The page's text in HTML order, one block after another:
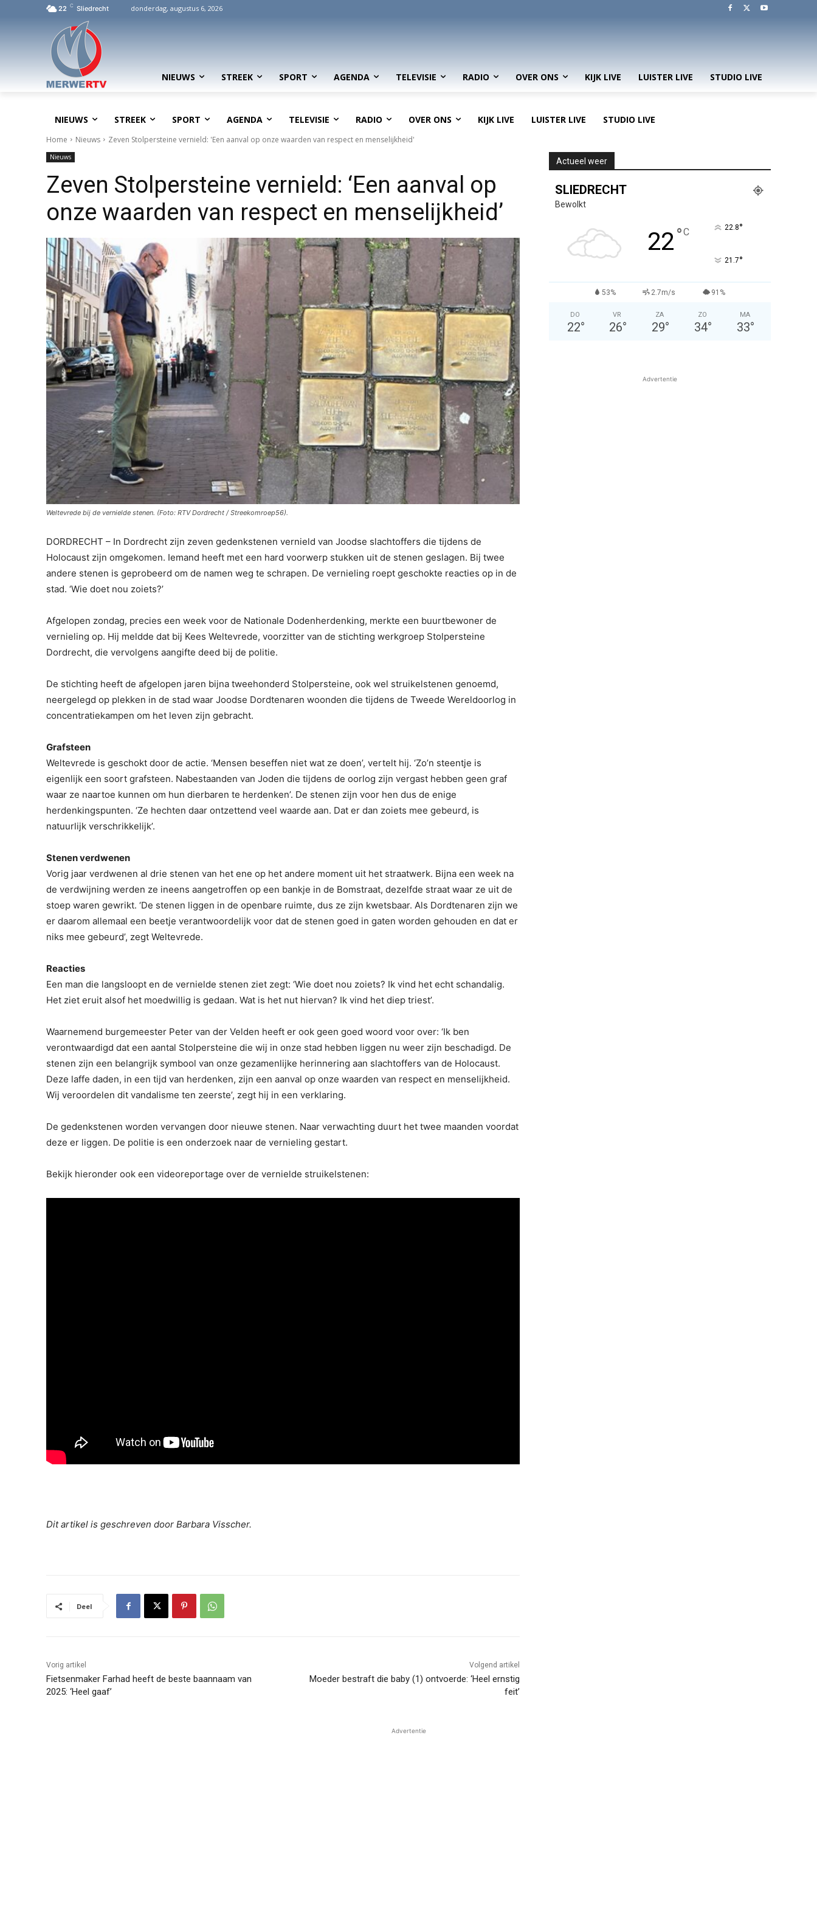
22 C Sliedrecht donderdag, augustus 6, 2026
NIEUWS STREEK SPORT AGENDA TELEVISIE RADIO OVER ONS KIJK LIVE LUISTER LIVE STUDIO LIVE
NIEUWS STREEK SPORT AGENDA TELEVISIE RADIO OVER ONS KIJK LIVE LUISTER LIVE STUDIO LIVE
Home Nieuws Zeven Stolpersteine vernield: 'Een aanval op onze waarden van respect en menselijkheid'
Nieuws
Zeven Stolpersteine vernield: ‘Een aanval op
onze waarden van respect en menselijkheid’
Weltevrede bij de vernielde stenen. (Foto: RTV Dordrecht / Streekomroep56).
DORDRECHT – In Dordrecht zijn zeven gedenkstenen vernield van Joodse slachtoffers die tijdens de
Holocaust zijn omgekomen. Iemand heeft met een hard voorwerp stukken uit de stenen geslagen. Bij twee
andere stenen is geprobeerd om de namen weg te schrapen. De vernieling roept geschokte reacties op in de
stad. ‘Wie doet nou zoiets?’
Afgelopen zondag, precies een week voor de Nationale Dodenherdenking, merkte een buurtbewoner de
vernieling op. Hij meldde dat bij Kees Weltevrede, voorzitter van de stichting werkgroep Stolpersteine
Dordrecht, die vervolgens aangifte deed bij de politie.
De stichting heeft de afgelopen jaren bijna tweehonderd Stolpersteine, ook wel struikelstenen genoemd,
neergelegd op plekken in de stad waar Joodse Dordtenaren woonden die tijdens de Tweede Wereldoorlog in
concentratiekampen om het leven zijn gebracht.
Grafsteen
Weltevrede is geschokt door de actie. ‘Mensen beseffen niet wat ze doen’, vertelt hij. ‘Zo’n steentje is
eigenlijk een soort grafsteen. Nabestaanden van Joden die tijdens de oorlog zijn vergast hebben geen graf
waar ze naartoe kunnen om hun dierbaren te herdenken’. De stenen zijn voor hen dus de enige
herdenkingspunten. ‘Ze hechten daar ontzettend veel waarde aan. Dat er dan zoiets mee gebeurd, is
natuurlijk verschrikkelijk’.
Stenen verdwenen
Vorig jaar verdwenen al drie stenen van het ene op het andere moment uit het straatwerk. Bijna een week na
de verdwijning werden ze ineens aangetroffen op een bankje in de Bomstraat, dezelfde straat waar ze uit de
stoep waren gewrikt. ‘De stenen liggen in de openbare ruimte, dus ze zijn kwetsbaar. Als Dordtenaren zijn we
er daarom allemaal een beetje verantwoordelijk voor dat de stenen goed in gaten worden gehouden en dat er
niks mee gebeurd’, zegt Weltevrede.
Reacties
Een man die langsloopt en de vernielde stenen ziet zegt: ‘Wie doet nou zoiets? Ik vind het echt schandalig.
Het ziet eruit alsof het moedwillig is gedaan. Wat is het nut hiervan? Ik vind het diep triest’.
Waarnemend burgemeester Peter van der Velden heeft er ook geen goed woord voor over: ‘Ik ben
verontwaardigd dat een aantal Stolpersteine die wij in onze stad hebben liggen nu weer zijn beschadigd. De
stenen zijn een belangrijk symbool van onze gezamenlijke herinnering aan slachtoffers van de Holocaust.
Deze laffe daden, in een tijd van herdenken, zijn een aanval op onze waarden van respect en menselijkheid.
Wij veroordelen dit vandalisme ten zeerste’, zegt hij in een verklaring.
De gedenkstenen worden vervangen door nieuwe stenen. Naar verwachting duurt het twee maanden voordat
deze er liggen. De politie is een onderzoek naar de vernieling gestart.
Bekijk hieronder ook een videoreportage over de vernielde struikelstenen:
Dit artikel is geschreven door Barbara Visscher.
Deel
Vorig artikel
Fietsenmaker Farhad heeft de beste baannaam van
2025: ‘Heel gaaf’
Volgend artikel
Moeder bestraft die baby (1) ontvoerde: ‘Heel ernstig
feit’
Actueel weer
SLIEDRECHT
Bewolkt
22°C 22.8°
21.7°
53% 2.7m/s 91%
DO
22°
VR
26°
ZA
29°
ZO
34°
MA
33°
Advertentie
Advertentie